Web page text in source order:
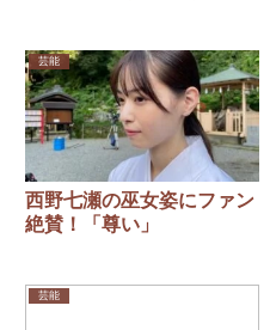
芸能
西野七瀬の巫女姿にファン
絶賛！「尊い」
芸能